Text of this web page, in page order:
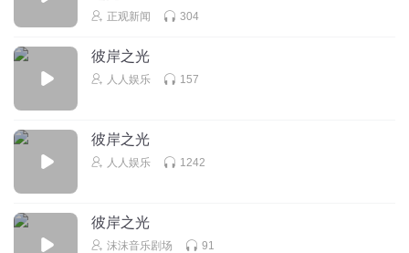
正观新闻 304
彼岸之光
人人娱乐 157
彼岸之光
人人娱乐 1242
彼岸之光
沫沫音乐剧场 91